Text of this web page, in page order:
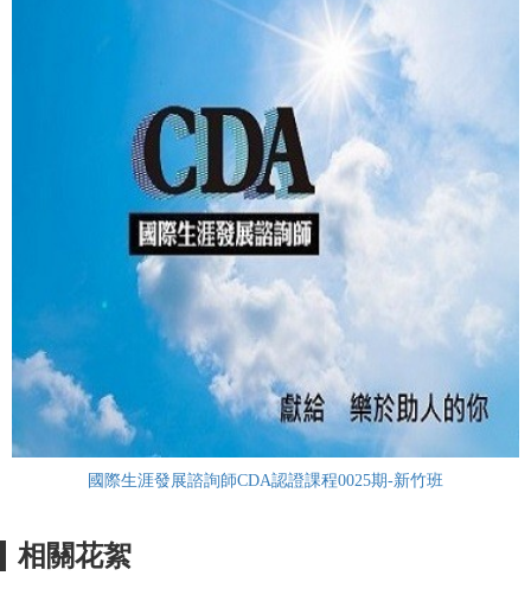
國際生涯發展諮詢師CDA認證課程0025期-新竹班
相關花絮